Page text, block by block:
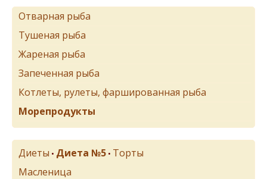
Отварная рыба
Тушеная рыба
Жареная рыба
Запеченная рыба
Котлеты, рулеты, фаршированная рыба
Морепродукты
Диеты • Диета №5 • Торты
Масленица